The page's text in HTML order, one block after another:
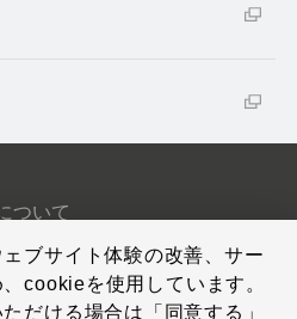
ついて
ブサイト体験の改善、サー
cookieを使用しています。
だける場合は「同意する」